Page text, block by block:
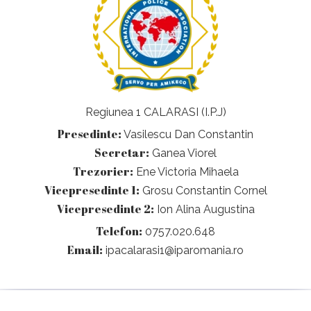
Regiunea 1 CALARASI (I.P.J)
Presedinte: Vasilescu Dan Constantin
Secretar: Ganea Viorel
Trezorier: Ene Victoria Mihaela
Vicepresedinte 1: Grosu Constantin Cornel
Vicepresedinte 2: Ion Alina Augustina
Telefon: 0757.020.648
Email: ipacalarasi1@iparomania.ro